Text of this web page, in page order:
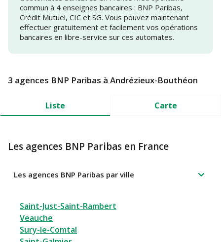
commun à 4 enseignes bancaires : BNP Paribas,
Crédit Mutuel, CIC et SG. Vous pouvez maintenant
effectuer gratuitement et facilement vos opérations
bancaires en libre-service sur ces automates.
3 agences BNP Paribas à Andrézieux-Bouthéon
Liste Carte
Les agences BNP Paribas en France
Les agences BNP Paribas par ville
Saint-Just-Saint-Rambert
Veauche
Sury-le-Comtal